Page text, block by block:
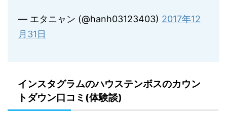
— エタニャン (@hanh03123403) 2017年12
月31日
インスタグラムのハウステンボスのカウン
トダウン口コミ(体験談)